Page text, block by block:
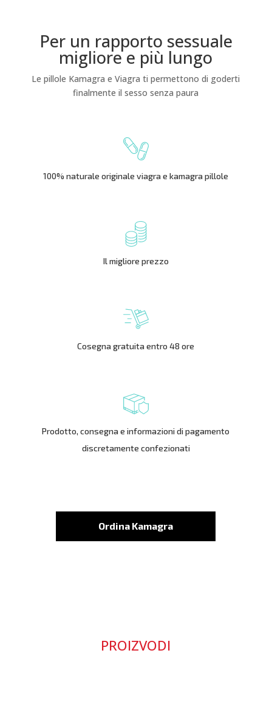
Per un rapporto sessuale
migliore e più lungo
Le pillole Kamagra e Viagra ti permettono di goderti
finalmente il sesso senza paura
100% naturale originale viagra e kamagra pillole
Il migliore prezzo
Cosegna gratuita entro 48 ore
Prodotto, consegna e informazioni di pagamento
discretamente confezionati
Ordina Kamagra
PROIZVODI